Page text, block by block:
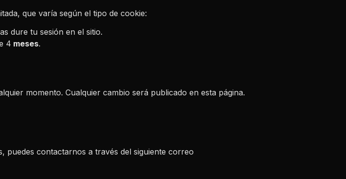
que varía según el tipo de cookie:
dure tu sesión en el sitio.
4 meses.
momento. Cualquier cambio será publicado en esta página.
puedes contactarnos a través del siguiente correo